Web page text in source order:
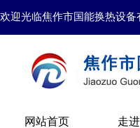
欢迎光临焦作市国能换热设
网站首页 走